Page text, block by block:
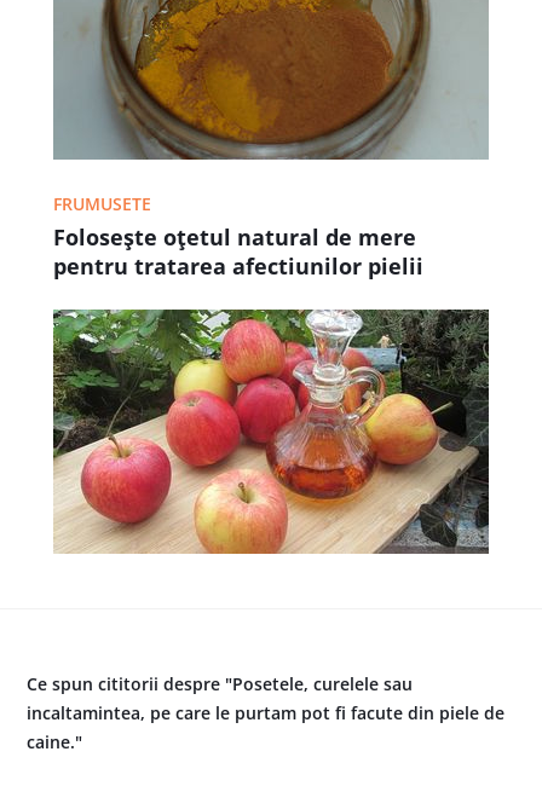
FRUMUSETE
Foloseşte oţetul natural de mere
pentru tratarea afectiunilor pielii
Ce spun cititorii despre "Posetele, curelele sau
incaltamintea, pe care le purtam pot fi facute din piele de
caine."